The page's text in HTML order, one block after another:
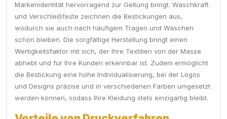
Markenidentität hervorragend zur Geltung bringt. Waschkraft
und Verschleißfeste zeichnen die Bestickungen aus,
wodurch sie auch nach häufigem Tragen und Waschen
schön bleiben. Die sorgfältige Herstellung bringt einen
Wertigkeitsfaktor mit sich, der Ihre Textilien von der Masse
abhebt und für Ihre Kunden erkennbar ist. Zudem ermöglicht
die Bestickung eine hohe Individualisierung, bei der Logos
und Designs präzise und in verschiedenen Farben umgesetzt
werden können, sodass Ihre Kleidung stets einzigartig bleibt.